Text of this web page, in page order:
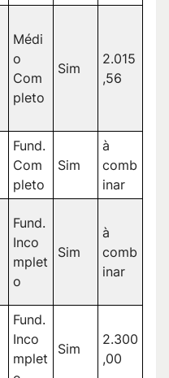
Médi
o
Com
pleto
Sim
2.015
,56
Fund.
Com
pleto
Sim
à
comb
inar
Fund.
Inco
mplet
o
Sim
à
comb
inar
Fund.
Inco
mplet
Sim
2.300
,00